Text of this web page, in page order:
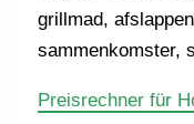
grillmad,
sammenkomster,
Preisrechner für